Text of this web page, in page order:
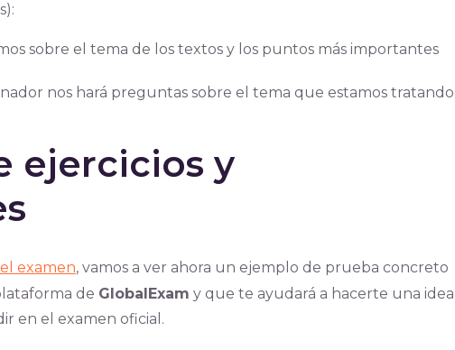
sobre el tema de los textos y los puntos más importantes
nos hará preguntas sobre el tema que estamos tratando
ejercicios y
examen, vamos a ver ahora un ejemplo de prueba concreto
de GlobalExam y que te ayudará a hacerte una idea
en el examen oficial.